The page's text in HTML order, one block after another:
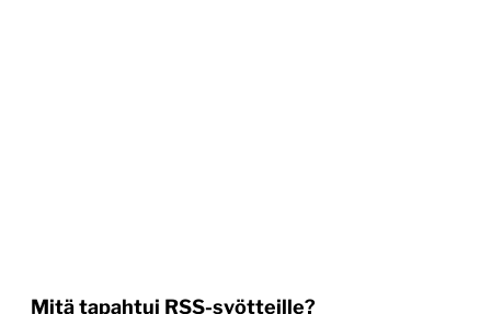
Mitä tapahtui RSS-syötteille?